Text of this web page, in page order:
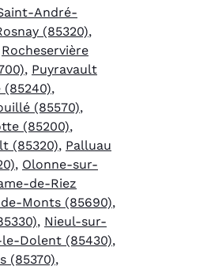
André-
(85320),
Rocheservière
, Puyravault
(85240),
(85570),
(85200),
(85320), Palluau
, Olonne-sur-
de-Riez
Monts (85690),
, Nieul-sur-
Dolent (85430),
(85370),